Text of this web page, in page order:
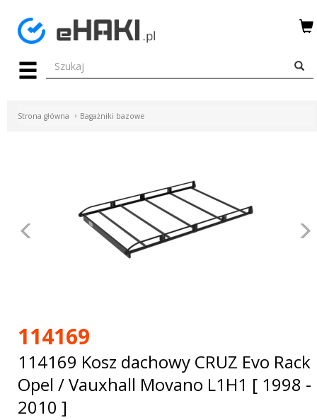
Menu
HAKI
BOXY
AKCESORIA
SPORTOWE
Strona główna Bagażniki bazowe
Poprzednie
114169
114169 Kosz dachowy CRUZ Evo Rack
Opel / Vauxhall Movano L1H1 [ 1998 -
2010 ]